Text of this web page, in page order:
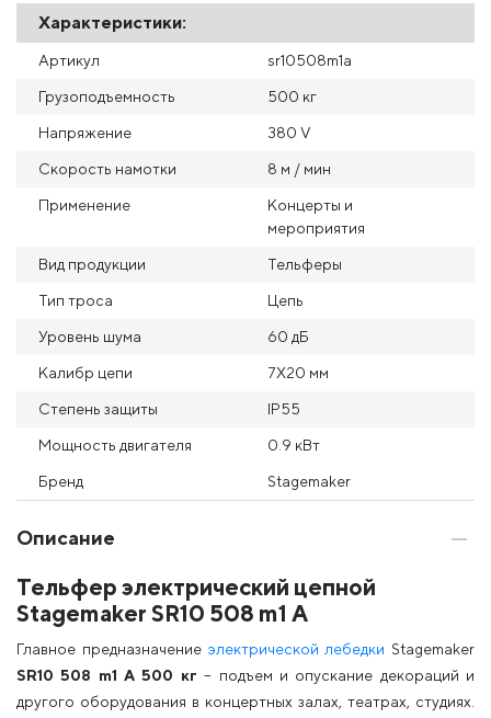
Характеристики:
Артикул sr10508m1a
Грузоподъемность 500 кг
Напряжение 380 V
Скорость намотки 8 м / мин
Применение
Концерты и
мероприятия
Вид продукции Тельферы
Тип троса Цепь
Уровень шума 60 дБ
Калибр цепи 7X20 мм
Степень защиты IP55
Мощность двигателя 0.9 кВт
Бренд Stagemaker
Описание
Тельфер электрический цепной
Stagemaker SR10 508 m1 A
Главное предназначение электрической лебедки Stagemaker
SR10 508 m1 A 500 кг – подъем и опускание декораций и
другого оборудования в концертных залах, театрах, студиях.